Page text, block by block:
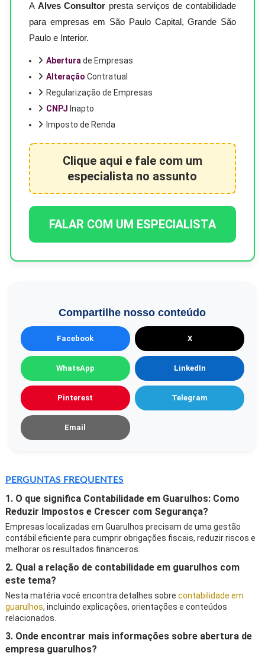
A Alves Consultor presta serviços de contabilidade
para empresas em São Paulo Capital, Grande São
Paulo e Interior.
Abertura de Empresas
Alteração Contratual
Regularização de Empresas
CNPJ Inapto
Imposto de Renda
Clique aqui e fale com um
especialista no assunto
FALAR COM UM ESPECIALISTA
Compartilhe nosso conteúdo
Facebook X
WhatsApp LinkedIn
Pinterest Telegram
Email
PERGUNTAS FREQUENTES
1. O que significa Contabilidade em Guarulhos: Como
Reduzir Impostos e Crescer com Segurança?
Empresas localizadas em Guarulhos precisam de uma gestão
contábil eficiente para cumprir obrigações fiscais, reduzir riscos e
melhorar os resultados financeiros.
2. Qual a relação de contabilidade em guarulhos com
este tema?
Nesta matéria você encontra detalhes sobre contabilidade em
guarulhos, incluindo explicações, orientações e conteúdos
relacionados.
3. Onde encontrar mais informações sobre abertura de
empresa guarulhos?